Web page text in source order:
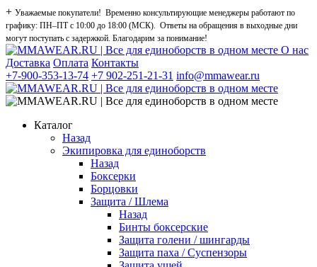
+ Уважаемые покупатели! Временно консультирующие менеджеры работают по
графику: ПН–ПТ с 10:00 до 18:00 (МСК). Ответы на обращения в выходные дни
могут поступать с задержкой. Благодарим за понимание!
О нас
Доставка Оплата Контакты
+7-900-353-13-74 +7 902-251-21-31 info@mmawear.ru
Каталог
Назад
Экипировка для единоборств
Назад
Боксерки
Борцовки
Защита / Шлема
Назад
Бинты боксерские
Защита голени / шингарды
Защита паха / Суспензоры